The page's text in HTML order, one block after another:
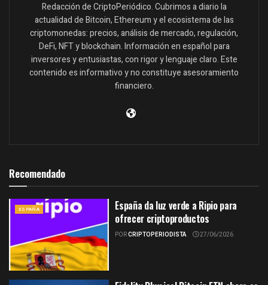
Redacción de CriptoPeriódico. Cubrimos a diario la
actualidad de Bitcoin, Ethereum y el ecosistema de las
criptomonedas: precios, análisis de mercado, regulación,
DeFi, NFT y blockchain. Información en español para
inversores y entusiastas, con rigor y lenguaje claro. Este
contenido es informativo y no constituye asesoramiento
financiero.
Recomendado
ESPAÑA
España da luz verde a Ripio para
ofrecer criptoproductos
PORCRIPTOPERIODISTA 27/06/2026